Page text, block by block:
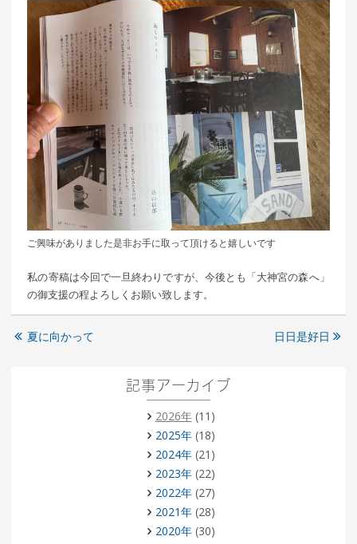
ご興味がありました是非お手に取って頂けると嬉しいです
私の寄稿は今回で一旦終わりですが、今後とも「大神宮の森へ」
の御支援の程よろしくお願い致します。
夏に向かって 日日是好日
記事アーカイブ
2026年(11)
2025年(18)
2024年(21)
2023年(22)
2022年(27)
2021年(28)
2020年(30)